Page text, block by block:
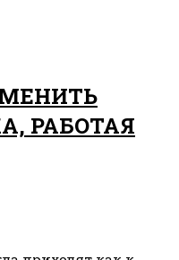
РАБОТАЯ